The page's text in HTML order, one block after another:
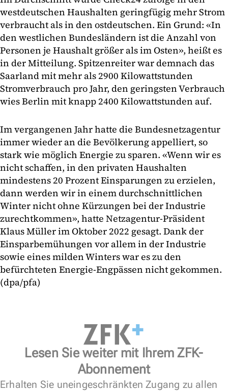
westdeutschen Haushalten geringfügig mehr Strom
verbraucht als in den ostdeutschen. Ein Grund: «In
den westlichen Bundesländern ist die Anzahl von
Personen je Haushalt größer als im Osten», heißt es
in der Mitteilung. Spitzenreiter war demnach das
Saarland mit mehr als 2900 Kilowattstunden
Stromverbrauch pro Jahr, den geringsten Verbrauch
wies Berlin mit knapp 2400 Kilowattstunden auf.
Im vergangenen Jahr hatte die Bundesnetzagentur
immer wieder an die Bevölkerung appelliert, so
stark wie möglich Energie zu sparen. «Wenn wir es
nicht schaffen, in den privaten Haushalten
mindestens 20 Prozent Einsparungen zu erzielen,
dann werden wir in einem durchschnittlichen
Winter nicht ohne Kürzungen bei der Industrie
zurechtkommen», hatte Netzagentur-Präsident
Klaus Müller im Oktober 2022 gesagt. Dank der
Einsparbemühungen vor allem in der Industrie
sowie eines milden Winters war es zu den
befürchteten Energie-Engpässen nicht gekommen.
(dpa/pfa)
Lesen Sie weiter mit Ihrem ZFK-
Abonnement
Erhalten Sie uneingeschränkten Zugang zu allen